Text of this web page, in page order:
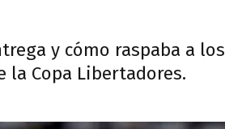
y cómo raspaba a los
la Copa Libertadores.